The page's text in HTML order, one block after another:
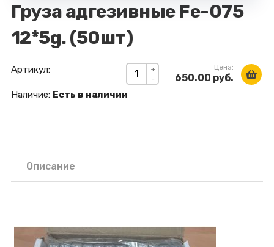
Груза адгезивные Fe-075
12*5g. (50шт)
+
-
Цена:
650.00 руб.
Артикул:
Наличие: Есть в наличии
Описание